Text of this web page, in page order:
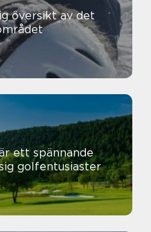
översikt av det
ett spännande
golfentusiaster